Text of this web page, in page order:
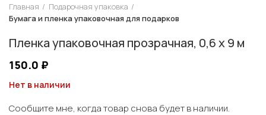
Главная
Подарочная упаковка
Бумага и пленка упаковочная для подарков
Пленка упаковочная прозрачная, 0,6 х 9 м
150.0 ₽
Нет в наличии
Сообщите мне, когда товар снова будет в наличии.